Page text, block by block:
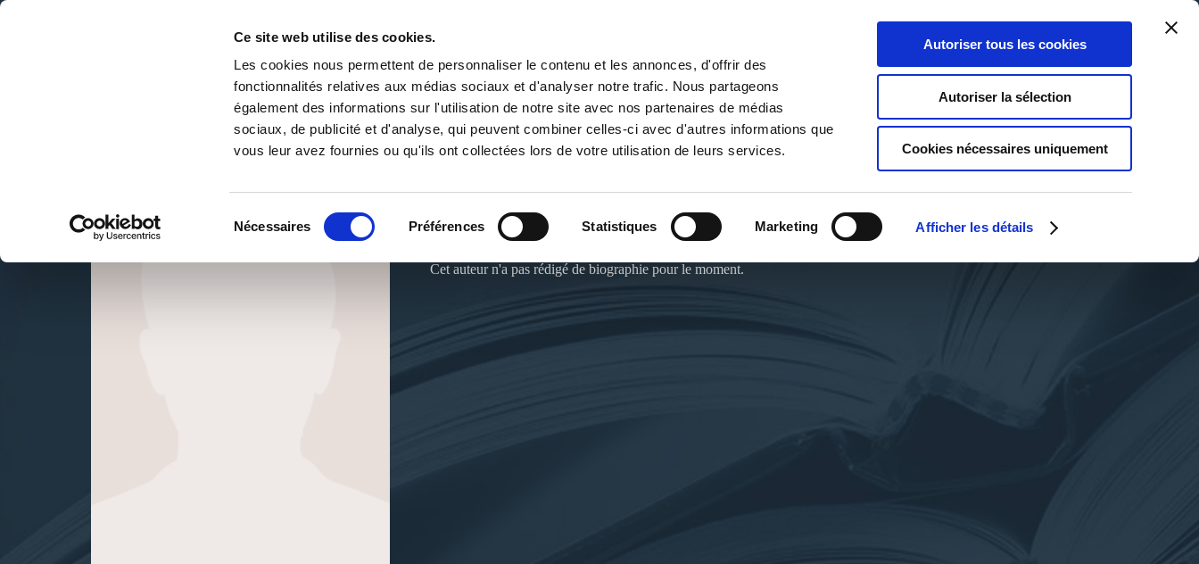
Ce site web utilise des cookies.
Les cookies nous permettent de personnaliser le contenu et les annonces, d'offrir des
fonctionnalités relatives aux médias sociaux et d'analyser notre trafic. Nous partageons
également des informations sur l'utilisation de notre site avec nos partenaires de médias
sociaux, de publicité et d'analyse, qui peuvent combiner celles-ci avec d'autres informations que
vous leur avez fournies ou qu'ils ont collectées lors de votre utilisation de leurs services.
Nécessaires Préférences Statistiques Marketing Afficher les détails
Autoriser tous les cookies
Autoriser la sélection
Cookies nécessaires uniquement
DE LA PAGE BLANCHE... AU BEST SELLER
0
Panier
0
Ma liste
Connexion
PUBLIER UN LIVRE LIBRAIRIE
Éric Maillebiau
ÉRIC MAILLEBIAU
Cet auteur n'a pas rédigé de biographie pour le moment.